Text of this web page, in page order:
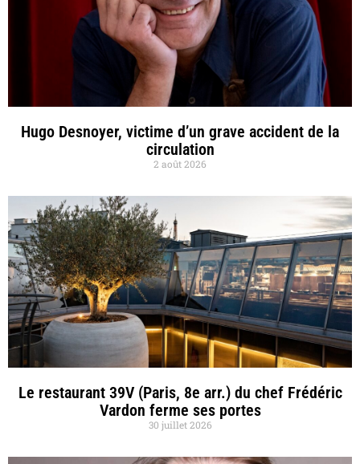
Hugo Desnoyer, victime d’un grave accident de la
circulation
2 août 2026
Le restaurant 39V (Paris, 8e arr.) du chef Frédéric
Vardon ferme ses portes
30 juillet 2026